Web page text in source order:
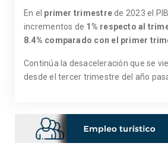
En el primer trimestrede 2023 el
incrementos de 1% respecto al
8.4% comparado con el primer
Continúa la desaceleración que se
desde el tercer trimestre del año